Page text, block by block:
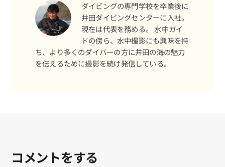
ダイビングの専門学校を卒業後に
井田ダイビングセンターに入社。
現在は代表を務める。 水中ガイ
ドの傍ら、水中撮影にも興味を持
ち、より多くのダイバーの方に井田の海の魅力
を伝えるために撮影を続け発信している。
コメントをする